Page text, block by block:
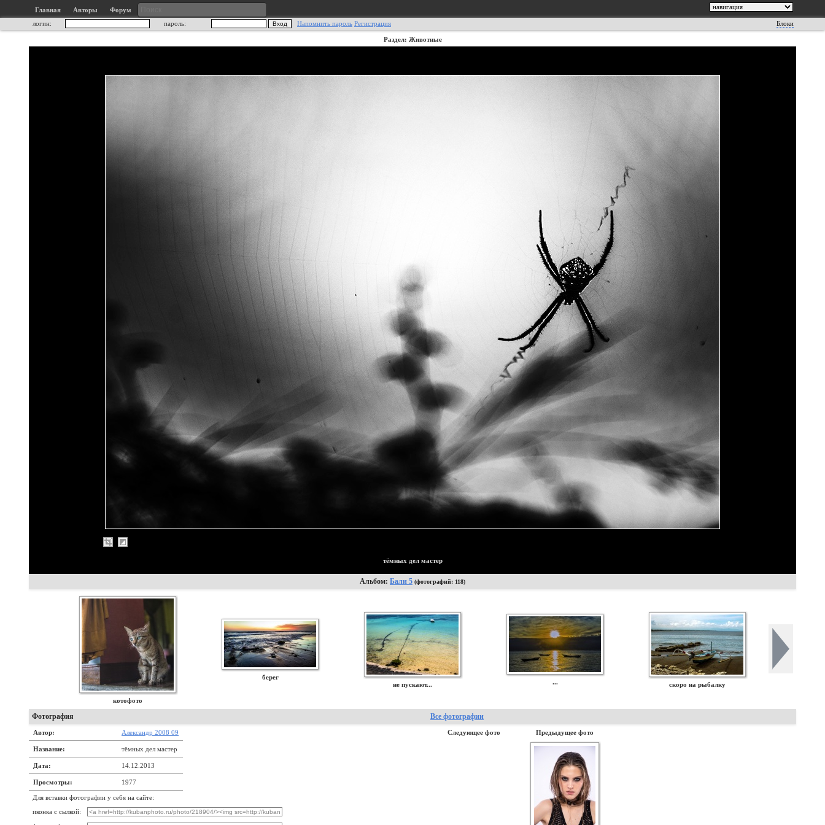
Главная Авторы
Форум
логин:
пароль: Напомнить пароль Регистрация Блоки
Раздел: Животные
тёмных дел мастер
Альбом: Бали 5 (фотографий: 118)
котофото
берег
не пускают...
... скоро на рыбалку
Фотография Все фотографии
Автор: Александр 2008 09
Название: тёмных дел мастер
Дата: 14.12.2013
Просмотры: 1977
Для вставки фотографии у себя на сайте:
иконка с сылкой:
Следующее фото Предыдущее фото